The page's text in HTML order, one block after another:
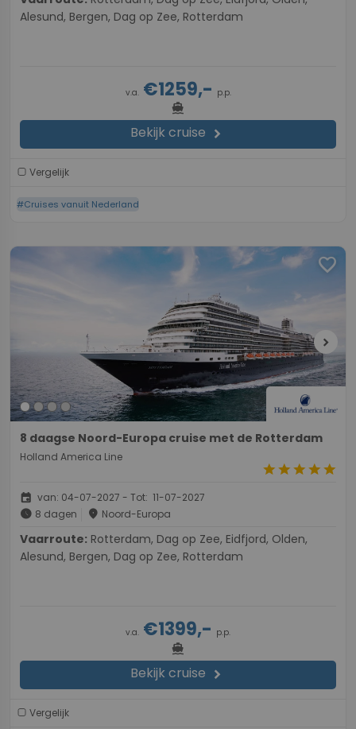
Alesund, Bergen, Dag op Zee, Rotterdam
v.a.€1259,- p.p.
directions_boat
Bekijk cruise chevron_right
Vergelijk
#Cruises vanuit Nederland
favorite
chevron_right
8 daagse Noord-Europa cruise met de Rotterdam
Holland America Line
starstarstarstarstar
event van: 04-07-2027 - Tot: 11-07-2027
schedule 8 dagen place Noord-Europa
Vaarroute:
Alesund, Bergen, Dag op Zee, Rotterdam
v.a. €1399,- p.p.
directions_boat
Bekijk cruise chevron_right
Vergelijk